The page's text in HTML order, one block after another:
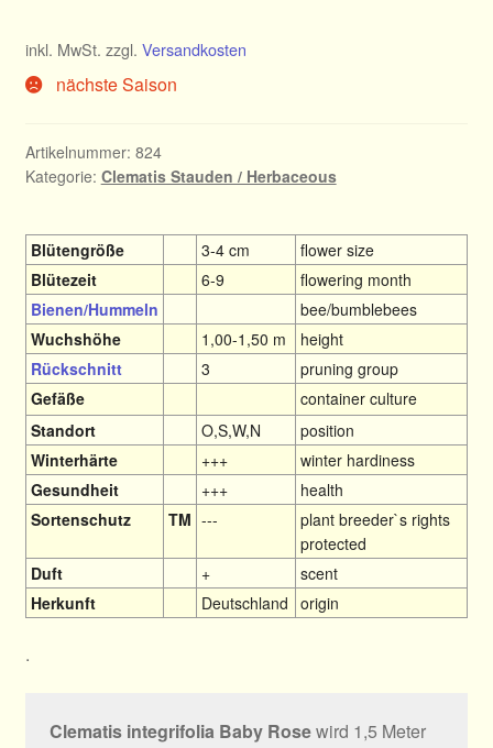
inkl. MwSt. zzgl. Versandkosten
nächste Saison
Artikelnummer: 824
Kategorie: Clematis Stauden / Herbaceous
Blütengröße 3-4 cm
flower size
Blütezeit
6-9
flowering month
Bienen/Hummeln
bee/bumblebees
Wuchshöhe
1,00-1,50 m
height
Rückschnitt
3
pruning group
Gefäße
container culture
Standort
O,S,W,N
position
Winterhärte
+++
winter hardiness
Gesundheit
+++
health
Sortenschutz
TM ---
plant breeder`s rights
protected
Duft
+
scent
Herkunft
Deutschland origin
.
Clematis integrifolia Baby Rosewird 1,5 Meter